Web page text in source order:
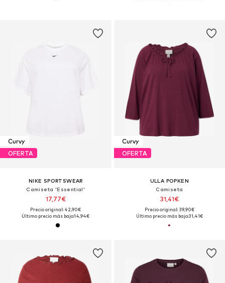
Curvy
OFERTA
NIKE SPORTSWEAR
Camiseta 'Essential'
17,77€
Precio original: 42,90€
Último precio más bajo:14,94€
Curvy
OFERTA
ULLA POPKEN
Camiseta
31,41€
Precio original: 39,90€
Último precio más bajo:31,41€